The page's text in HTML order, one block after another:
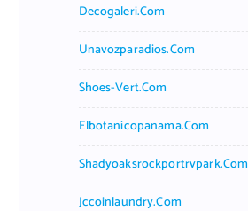
Decogaleri.com
Unavozparadios.com
Shoes-Vert.com
Elbotanicopanama.com
Shadyoaksrockportrvpark.com
Jccoinlaundry.com